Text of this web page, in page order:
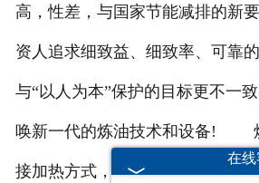
高，性差，与国家节能减排的新
资人追求细致益、细致率、可靠
与“以人为本”保护的目标更不一
唤新一代的炼油技术和设备!
接加热方式，由反应釜、传动及
在线